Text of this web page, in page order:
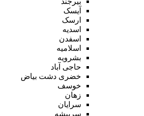
آیسک
ارسک
اسدیه
اسفدن
اسلامیه
بشرویه
حاجی آباد
خضری دشت بیاض
خوسف
زهان
سرایان
سربیشه